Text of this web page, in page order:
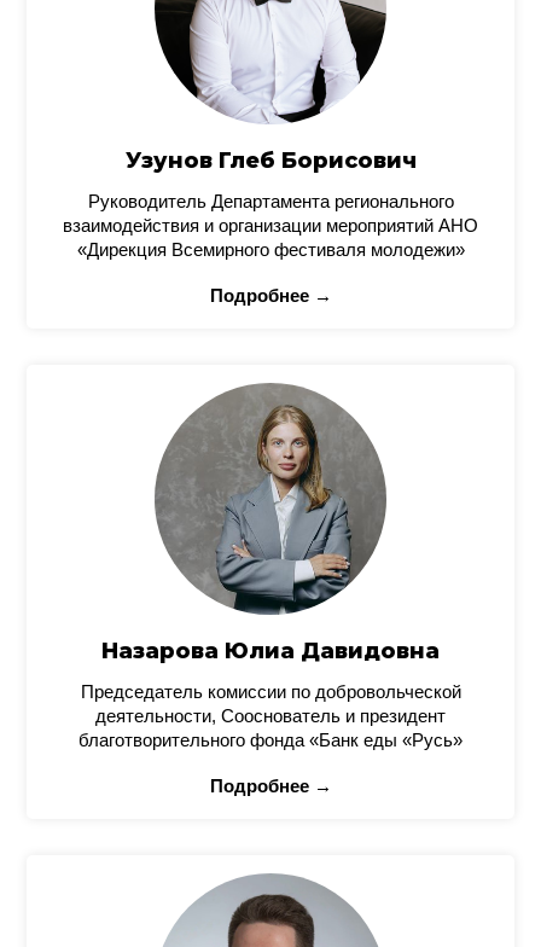
Узунов Глеб Борисович
Руководитель Департамента регионального
взаимодействия и организации мероприятий АНО
«Дирекция Всемирного фестиваля молодежи»
Подробнее →
Назарова Юлиа Давидовна
Председатель комиссии по добровольческой
деятельности, Сооснователь и президент
благотворительного фонда «Банк еды «Русь»
Подробнее →